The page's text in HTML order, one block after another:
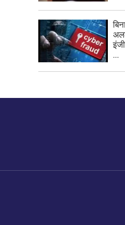
...